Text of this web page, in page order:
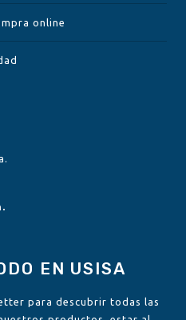
online
EN USISA
para descubrir todas las